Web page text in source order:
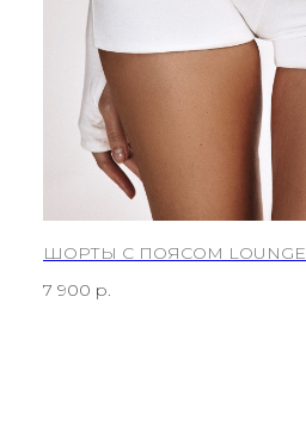
ШОРТЫ С ПОЯСОМ LOUNGE
7 900 р.